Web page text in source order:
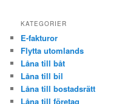
KATEGORIER
E-fakturor
Flytta utomlands
Låna till båt
Låna till bil
Låna till bostadsrätt
Låna till företag